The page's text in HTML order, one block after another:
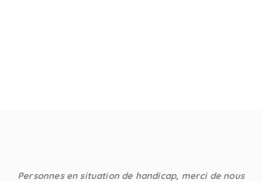
Personnes en situation de handicap, merci de nous